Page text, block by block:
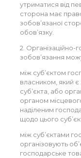
утриматися від
сторона має
зобов’язаної
обов’язку.
2. Організаційно-
зобов’язання
між суб’єктом
власником, який
суб’єкта, або
органом
наділеним
щодо цього
між суб’єктами
організовують
господарське